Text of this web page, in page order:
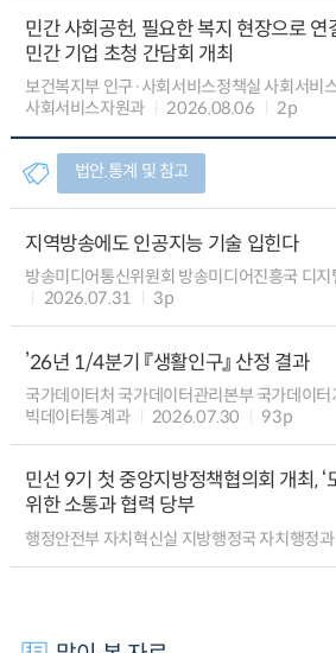
민간 사회공헌, 필요한 복지 현장으로
민간 기업 초청 간담회 개최
보건복지부 인구·사회서비스정책실 사회서비
사회서비스자원과
2026.08.06 2p
법안.통계 및 참고
지역방송에도 인공지능 기술 입힌다
방송미디어통신위원회 방송미디어진흥국 디
2026.07.31
3p
’26년 1/4분기 『생활인구』 산정 결과
국가데이터처 국가데이터관리본부 국가데이
빅데이터통계과
2026.07.30 93p
민선 9기 첫 중앙지방정책협의회 개최, ‘
위한 소통과 협력 당부
행정안전부 자치혁신실 지방행정국 자치행정과